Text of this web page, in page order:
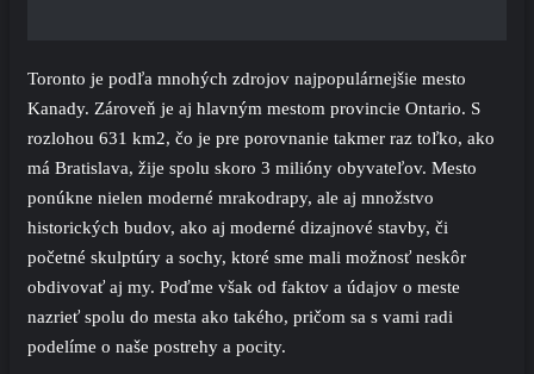
Toronto je podľa mnohých zdrojov najpopulárnejšie mesto
Kanady. Zároveň je aj hlavným mestom provincie Ontario. S
rozlohou 631 km2, čo je pre porovnanie takmer raz toľko, ako
má Bratislava, žije spolu skoro 3 milióny obyvateľov. Mesto
ponúkne nielen moderné mrakodrapy, ale aj množstvo
historických budov, ako aj moderné dizajnové stavby, či
početné skulptúry a sochy, ktoré sme mali možnosť neskôr
obdivovať aj my. Poďme však od faktov a údajov o meste
nazrieť spolu do mesta ako takého, pričom sa s vami radi
podelíme o naše postrehy a pocity.